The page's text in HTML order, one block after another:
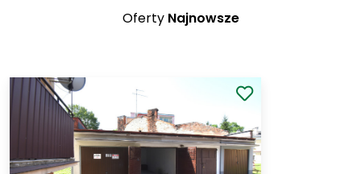
Oferty Najnowsze